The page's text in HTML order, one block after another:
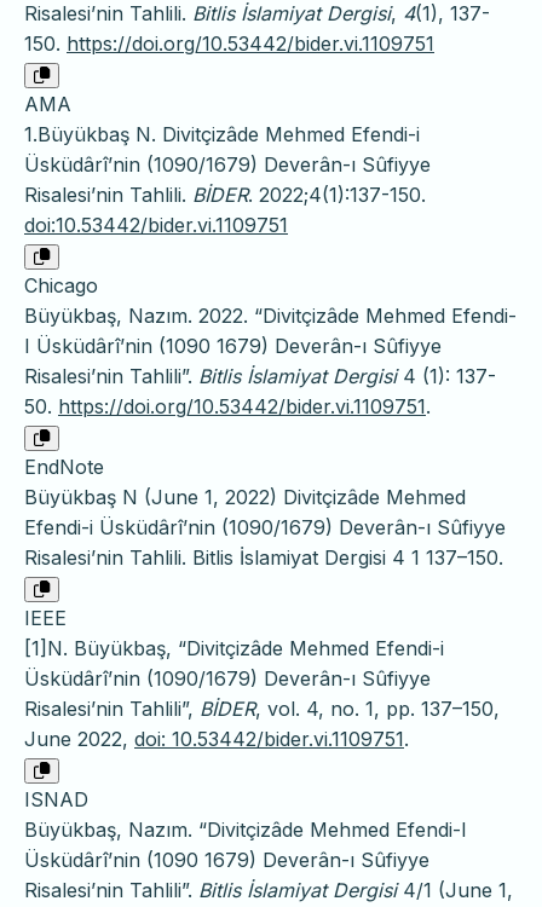
Risalesi’nin Tahlili. Bitlis İslamiyat Dergisi, 4(1), 137-
150. https://doi.org/10.53442/bider.vi.1109751
AMA
1.Büyükbaş N. Divitçizâde Mehmed Efendi-i
Üsküdârî’nin (1090/1679) Deverân-ı Sûfiyye
Risalesi’nin Tahlili. BİDER. 2022;4(1):137-150.
doi:10.53442/bider.vi.1109751
Chicago
Büyükbaş, Nazım. 2022. “Divitçizâde Mehmed Efendi-
I Üsküdârî’nin (1090 1679) Deverân-ı Sûfiyye
Risalesi’nin Tahlili”. Bitlis İslamiyat Dergisi4 (1): 137-
50. https://doi.org/10.53442/bider.vi.1109751.
EndNote
Büyükbaş N (June 1, 2022) Divitçizâde Mehmed
Efendi-i Üsküdârî’nin (1090/1679) Deverân-ı Sûfiyye
Risalesi’nin Tahlili. Bitlis İslamiyat Dergisi 4 1 137–150.
IEEE
[1]N. Büyükbaş, “Divitçizâde Mehmed Efendi-i
Üsküdârî’nin (1090/1679) Deverân-ı Sûfiyye
Risalesi’nin Tahlili”, BİDER, vol. 4, no. 1, pp. 137–150,
June 2022, doi: 10.53442/bider.vi.1109751.
ISNAD
Büyükbaş, Nazım. “Divitçizâde Mehmed Efendi-I
Üsküdârî’nin (1090 1679) Deverân-ı Sûfiyye
Risalesi’nin Tahlili”. Bitlis İslamiyat Dergisi4/1 (June 1,